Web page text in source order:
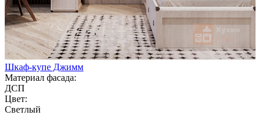
Шкаф-купе Джимм
Материал фасада:
ДСП
Цвет:
Светлый